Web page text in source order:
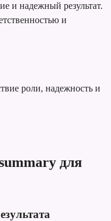
и надежный результат.
и
роли, надежность и
для